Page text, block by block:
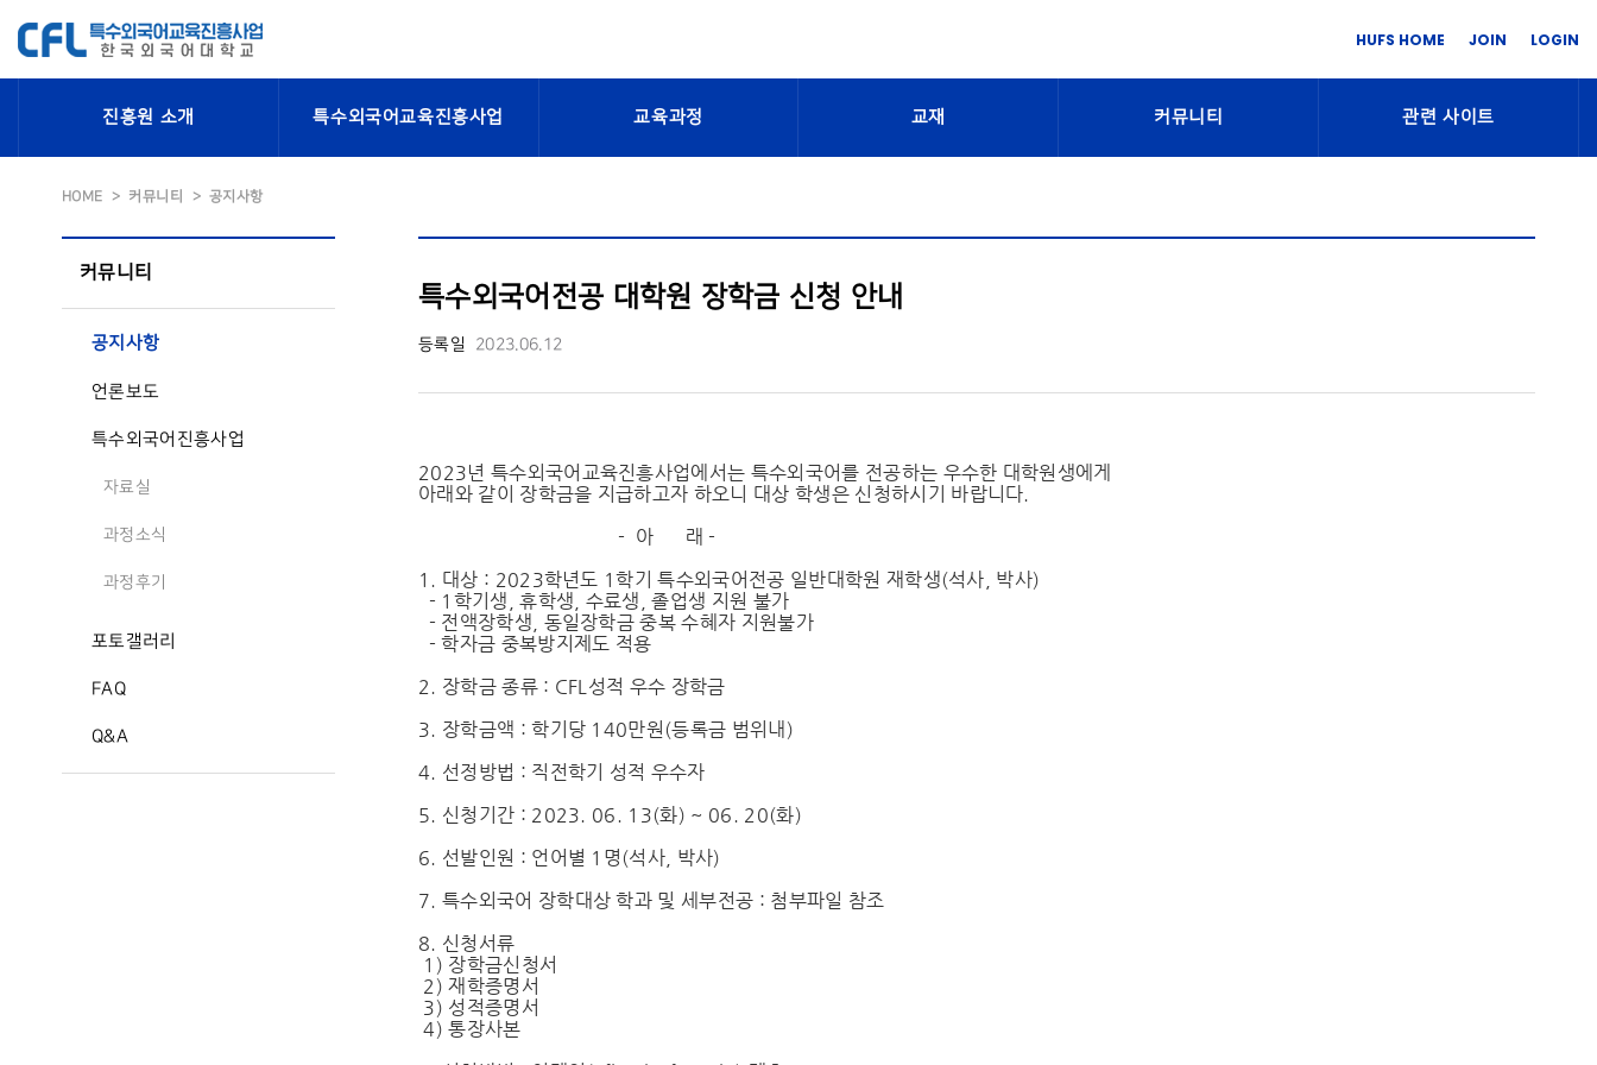
HUFS HOME JOIN LOGIN
진흥원 소개 특수외국어교육진흥사업 교육과정 교재 커뮤니티 관련 사이트
HOME 커뮤니티 공지사항
커뮤니티
공지사항
언론보도
특수외국어진흥사업
자료실
과정소식
과정후기
포토갤러리
FAQ
Q&A
특수외국어전공 대학원 장학금 신청 안내
등록일 2023.06.12
2023년 특수외국어교육진흥사업에서는 특수외국어를 전공하는 우수한 대학원생에게
아래와 같이 장학금을 지급하고자 하오니 대상 학생은 신청하시기 바랍니다.
- 아 래 -
1. 대상 : 2023학년도 1학기 특수외국어전공 일반대학원 재학생(석사, 박사)
- 1학기생, 휴학생, 수료생, 졸업생 지원 불가
- 전액장학생, 동일장학금 중복 수혜자 지원불가
- 학자금 중복방지제도 적용
2. 장학금 종류 : CFL성적 우수 장학금
3. 장학금액 : 학기당 140만원(등록금 범위내)
4. 선정방법 : 직전학기 성적 우수자
5. 신청기간 : 2023. 06. 13(화) ~ 06. 20(화)
6. 선발인원 : 언어별 1명(석사, 박사)
7. 특수외국어 장학대상 학과 및 세부전공 : 첨부파일 참조
8. 신청서류
1) 장학금신청서
2) 재학증명서
3) 성적증명서
4) 통장사본